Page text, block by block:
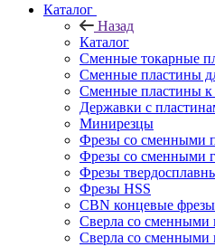
Каталог
Назад
Каталог
Сменные токарные
Сменные пластины
Сменные пластины к
Державки с
Минирезцы
Фрезы со сменными
Фрезы со сменными
Фрезы
Фрезы HSS
CBN концевые
Сверла со сменными
Сверла со сменными